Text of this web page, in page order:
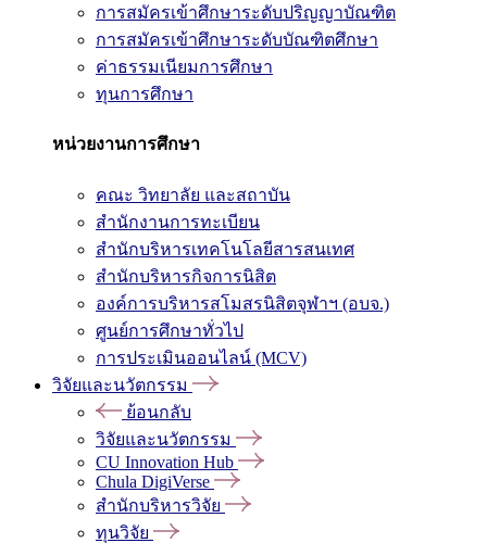
การสมัครเข้าศึกษาระดับปริญญาบัณฑิต
การสมัครเข้าศึกษาระดับบัณฑิตศึกษา
ค่าธรรมเนียมการศึกษา
ทุนการศึกษา
หน่วยงานการศึกษา
คณะ วิทยาลัย และสถาบัน
สำนักงานการทะเบียน
สำนักบริหารเทคโนโลยีสารสนเทศ
สำนักบริหารกิจการนิสิต
องค์การบริหารสโมสรนิสิตจุฬาฯ (อบจ.)
ศูนย์การศึกษาทั่วไป
การประเมินออนไลน์ (MCV)
วิจัยและนวัตกรรม
ย้อนกลับ
วิจัยและนวัตกรรม
CU Innovation Hub
Chula DigiVerse
สำนักบริหารวิจัย
ทุนวิจัย